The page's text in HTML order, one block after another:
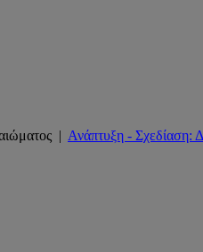
| Ανάπτυξη - Σχεδίαση: